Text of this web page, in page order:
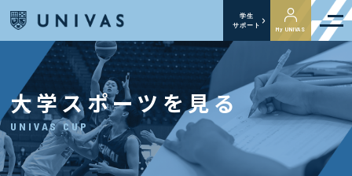
学生
サポート
My UNIVAS
大学スポーツを見る
UNIVAS CUP